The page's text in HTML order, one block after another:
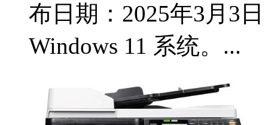
布日期：2025年3月3
Windows 11 系统。...